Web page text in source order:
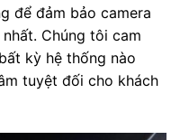
để đảm bảo camera
Chúng tôi cam
kỳ hệ thống nào
tuyệt đối cho khách